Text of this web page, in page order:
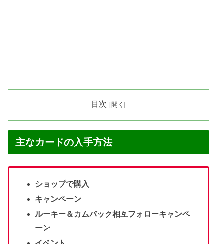
目次
主なカードの入手方法
ショップで購入
キャンペーン
ルーキー＆カムバック相互フォローキャンペ
ーン